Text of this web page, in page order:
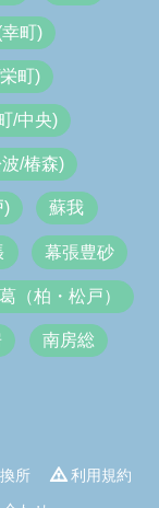
町)
町)
/中央)
/椿森)
) 蘇我
幕張豊砂
（柏・松戸）
南房総
所
利用規約